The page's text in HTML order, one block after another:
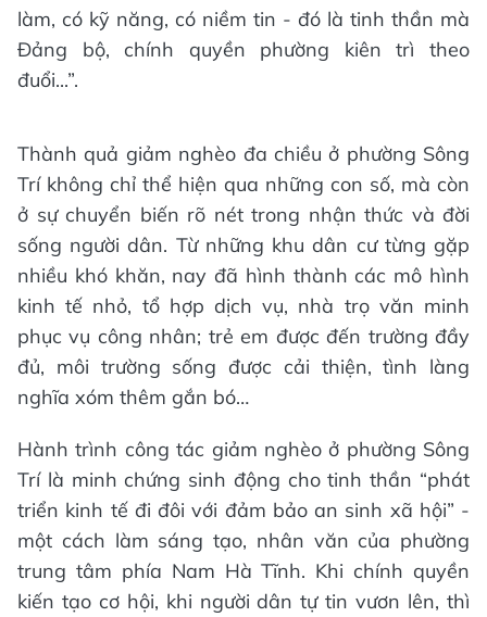
làm, có kỹ năng, có niềm tin - đó là tinh thần mà
Đảng bộ, chính quyền phường kiên trì theo
đuổi...”.
Thành quả giảm nghèo đa chiều ở phường Sông
Trí không chỉ thể hiện qua những con số, mà còn
ở sự chuyển biến rõ nét trong nhận thức và đời
sống người dân. Từ những khu dân cư từng gặp
nhiều khó khăn, nay đã hình thành các mô hình
kinh tế nhỏ, tổ hợp dịch vụ, nhà trọ văn minh
phục vụ công nhân; trẻ em được đến trường đầy
đủ, môi trường sống được cải thiện, tình làng
nghĩa xóm thêm gắn bó…
Hành trình công tác giảm nghèo ở phường Sông
Trí là minh chứng sinh động cho tinh thần “phát
triển kinh tế đi đôi với đảm bảo an sinh xã hội” -
một cách làm sáng tạo, nhân văn của phường
trung tâm phía Nam Hà Tĩnh. Khi chính quyền
kiến tạo cơ hội, khi người dân tự tin vươn lên, thì